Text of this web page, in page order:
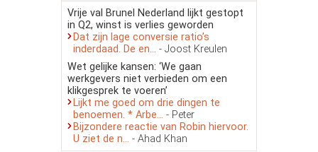
Vrije val Brunel Nederland lijkt gestopt
in Q2, winst is verlies geworden
Dat zijn lage conversie ratio’s
inderdaad. De en... - Joost Kreulen
Wet gelijke kansen: ‘We gaan
werkgevers niet verbieden om een
klikgesprek te voeren’
Lijkt me goed om drie dingen te
benoemen. * Arbe... - Peter
Bijzondere reactie van Robin hiervoor.
U ziet de n... - Ahad Khan